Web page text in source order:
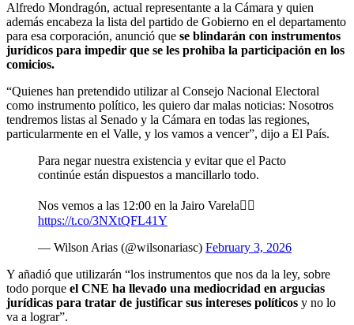
Alfredo Mondragón, actual representante a la Cámara y quien
además encabeza la lista del partido de Gobierno en el departamento
para esa corporación, anunció que se blindarán con instrumentos
jurídicos para impedir que se les prohiba la participación en los
comicios.
“Quienes han pretendido utilizar al Consejo Nacional Electoral
como instrumento político, les quiero dar malas noticias: Nosotros
tendremos listas al Senado y la Cámara en todas las regiones,
particularmente en el Valle, y los vamos a vencer”, dijo a El País.
Para negar nuestra existencia y evitar que el Pacto
continúe están dispuestos a mancillarlo todo.
Nos vemos a las 12:00 en la Jairo Varela👇🏾
https://t.co/3NXtQFL41Y
— Wilson Arias (@wilsonariasc) February 3, 2026
Y añadió que utilizarán “los instrumentos que nos da la ley, sobre
todo porque el CNE ha llevado una mediocridad en argucias
jurídicas para tratar de justificar sus intereses políticos y no lo
va a lograr”.